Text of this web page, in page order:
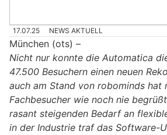
17.07.25 NEWS AKTUELL
München (ots) –
Nicht nur konnte die Automatica
47.500 Besuchern einen neuen
auch am Stand von robominds hat
Fachbesucher wie noch nie
rasant steigenden Bedarf an
in der Industrie traf das Software-